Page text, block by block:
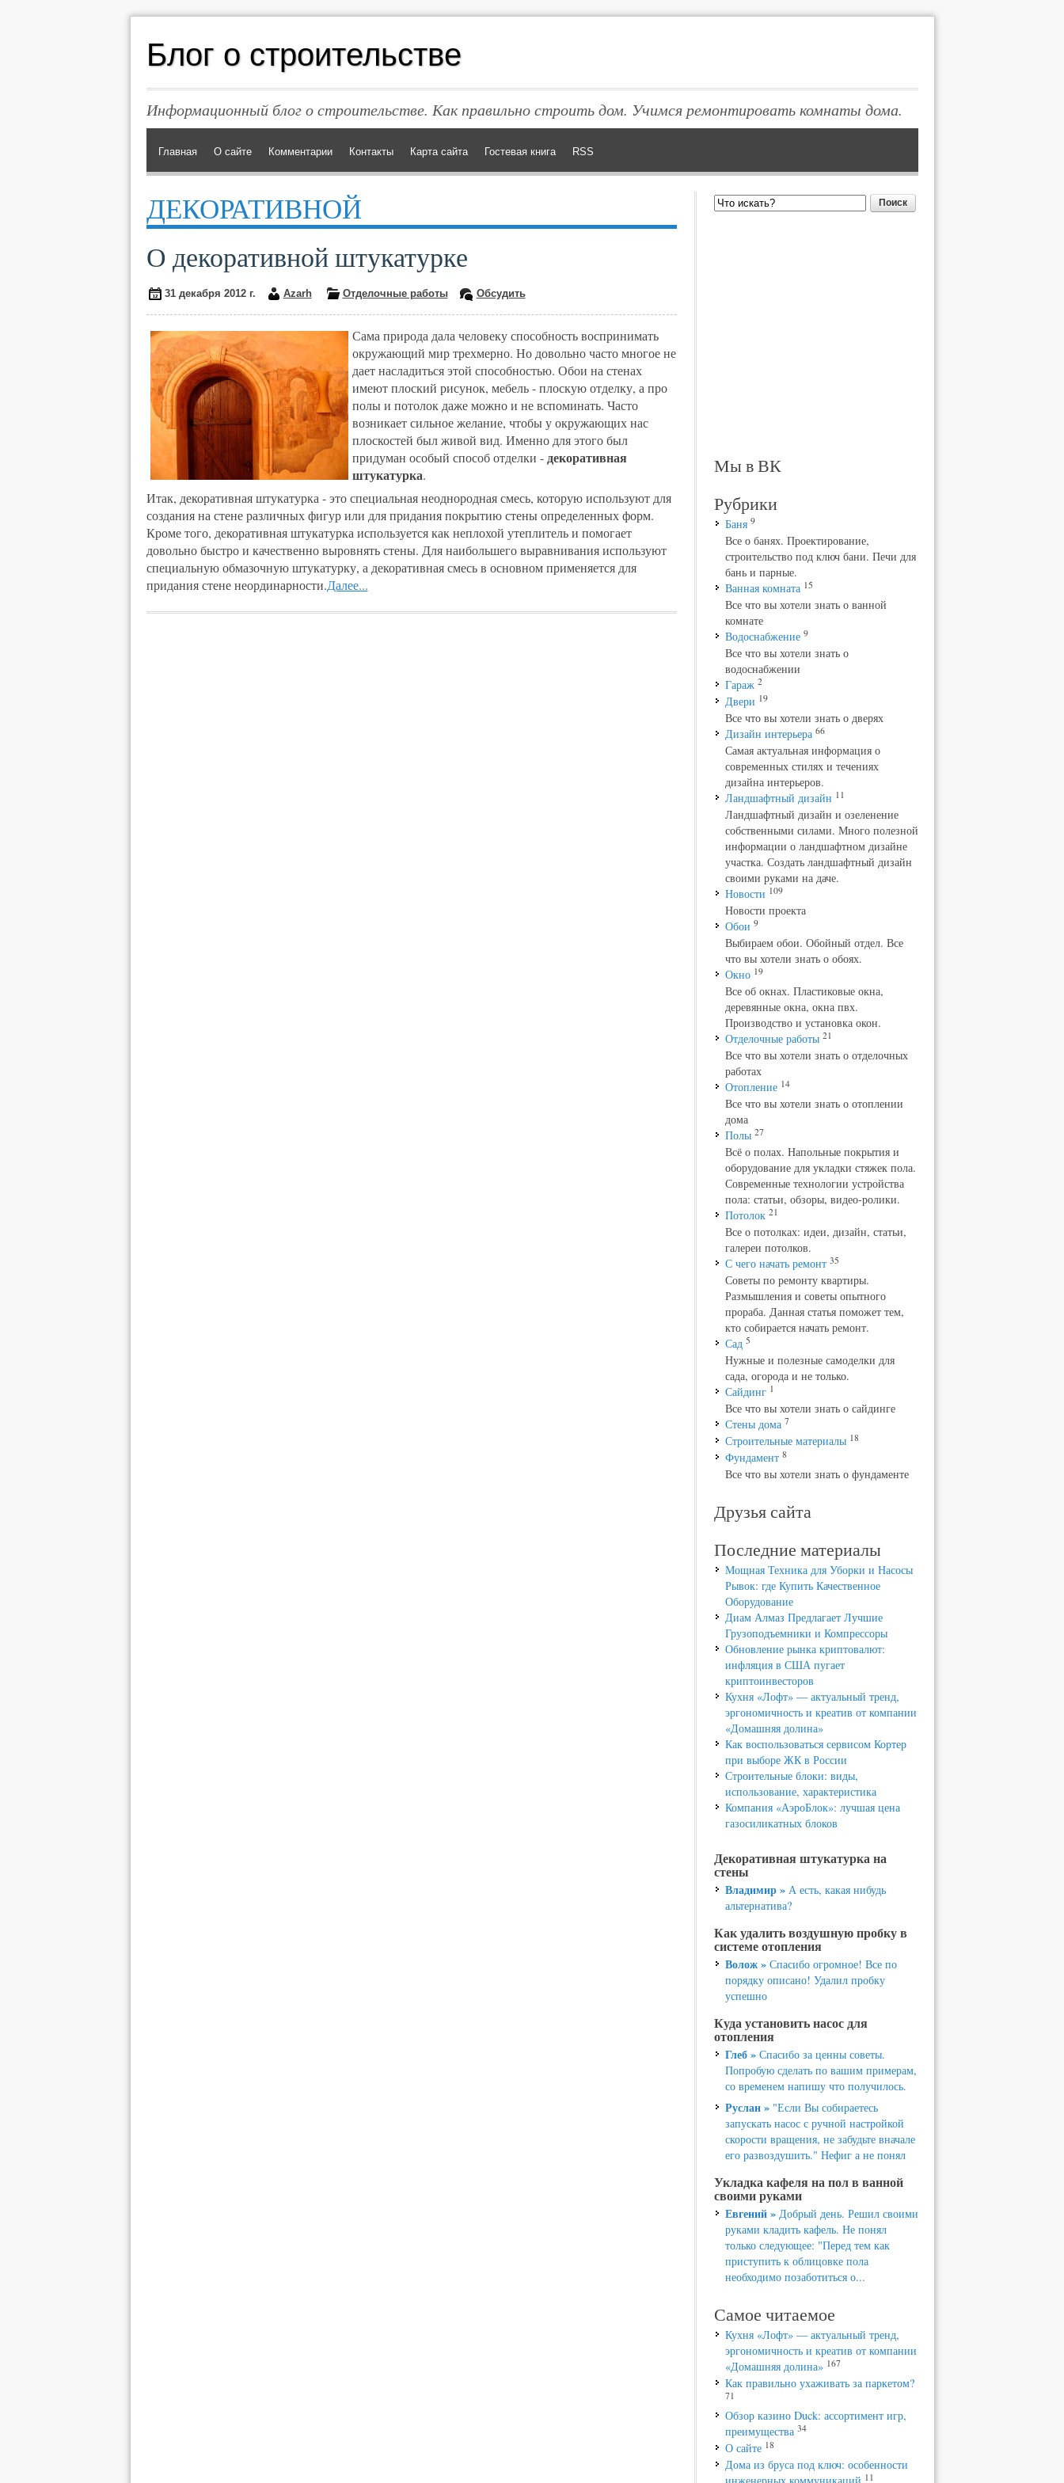
Блог о строительстве
Информационный блог о строительстве. Как правильно строить дом. Учимся ремонтировать комнаты дома.
Главная О сайте Комментарии Контакты Карта сайта Гостевая книга RSS
ДЕКОРАТИВНОЙ
О декоративной штукатурке
31 декабря 2012 г. Azarh Отделочные работы Обсудить
Сама природа дала человеку способность воспринимать
окружающий мир трехмерно. Но довольно часто многое не
дает насладиться этой способностью. Обои на стенах
имеют плоский рисунок, мебель - плоскую отделку, а про
полы и потолок даже можно и не вспоминать. Часто
возникает сильное желание, чтобы у окружающих нас
плоскостей был живой вид. Именно для этого был
придуман особый способ отделки -декоративная
штукатурка.
Итак, декоративная штукатурка - это специальная неоднородная смесь, которую используют для
создания на стене различных фигур или для придания покрытию стены определенных форм.
Кроме того, декоративная штукатурка используется как неплохой утеплитель и помогает
довольно быстро и качественно выровнять стены. Для наибольшего выравнивания используют
специальную обмазочную штукатурку, а декоративная смесь в основном применяется для
придания стене неординарности.Далее...
Поиск
Мы в ВК
Рубрики
Баня 9
Все о банях. Проектирование,
строительство под ключ бани. Печи для
бань и парные.
Ванная комната 15
Все что вы хотели знать о ванной
комнате
Водоснабжение 9
Все что вы хотели знать о
водоснабжении
Гараж 2
Двери 19
Все что вы хотели знать о дверях
Дизайн интерьера 66
Самая актуальная информация о
современных стилях и течениях
дизайна интерьеров.
Ландшафтный дизайн 11
Ландшафтный дизайн и озеленение
собственными силами. Много полезной
информации о ландшафтном дизайне
участка. Создать ландшафтный дизайн
своими руками на даче.
Новости 109
Новости проекта
Обои 9
Выбираем обои. Обойный отдел. Все
что вы хотели знать о обоях.
Окно 19
Все об окнах. Пластиковые окна,
деревянные окна, окна пвх.
Производство и установка окон.
Отделочные работы 21
Все что вы хотели знать о отделочных
работах
Отопление 14
Все что вы хотели знать о отоплении
дома
Полы 27
Всё о полах. Напольные покрытия и
оборудование для укладки стяжек пола.
Современные технологии устройства
пола: статьи, обзоры, видео-ролики.
Потолок 21
Все о потолках: идеи, дизайн, статьи,
галереи потолков.
С чего начать ремонт 35
Советы по ремонту квартиры.
Размышления и советы опытного
прораба. Данная статья поможет тем,
кто собирается начать ремонт.
Сад 5
Нужные и полезные самоделки для
сада, огорода и не только.
Сайдинг 1
Все что вы хотели знать о сайдинге
Стены дома 7
Строительные материалы 18
Фундамент 8
Все что вы хотели знать о фундаменте
Друзья сайта
Последние материалы
Мощная Техника для Уборки и Насосы
Рывок: где Купить Качественное
Оборудование
Диам Алмаз Предлагает Лучшие
Грузоподъемники и Компрессоры
Обновление рынка криптовалют:
инфляция в США пугает
криптоинвесторов
Кухня «Лофт» — актуальный тренд,
эргономичность и креатив от компании
«Домашняя долина»
Как воспользоваться сервисом Кортер
при выборе ЖК в России
Строительные блоки: виды,
использование, характеристика
Компания «АэроБлок»: лучшая цена
газосиликатных блоков
Декоративная штукатурка на
стены
Владимир »А есть, какая нибудь
альтернатива?
Как удалить воздушную пробку в
системе отопления
Волож »Спасибо огромное! Все по
порядку описано! Удалил пробку
успешно
Куда установить насос для
отопления
Глеб »Спасибо за ценны советы.
Попробую сделать по вашим примерам,
со временем напишу что получилось.
Руслан »"Если Вы собираетесь
запускать насос с ручной настройкой
скорости вращения, не забудьте вначале
его развоздушить." Нефиг а не понял
Укладка кафеля на пол в ванной
своими руками
Евгений »Добрый день. Решил своими
руками кладить кафель. Не понял
только следующее: "Перед тем как
приступить к облицовке пола
необходимо позаботиться о...
Самое читаемое
Кухня «Лофт» — актуальный тренд,
эргономичность и креатив от компании
«Домашняя долина» 167
Как правильно ухаживать за паркетом?
71
Обзор казино Duck: ассортимент игр,
преимущества 34
О сайте 18
Дома из бруса под ключ: особенности
11